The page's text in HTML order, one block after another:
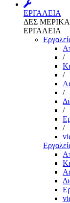
ΕΡΓΑΛΕΙΑ
ΔΕΣ
ΕΡΓΑΛΕΙΑ
/
/
/
/
/